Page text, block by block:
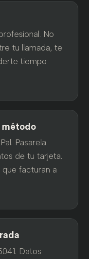
No
tu llamada, te
tiempo
método
Pasarela
de tu tarjeta.
facturan a
Datos